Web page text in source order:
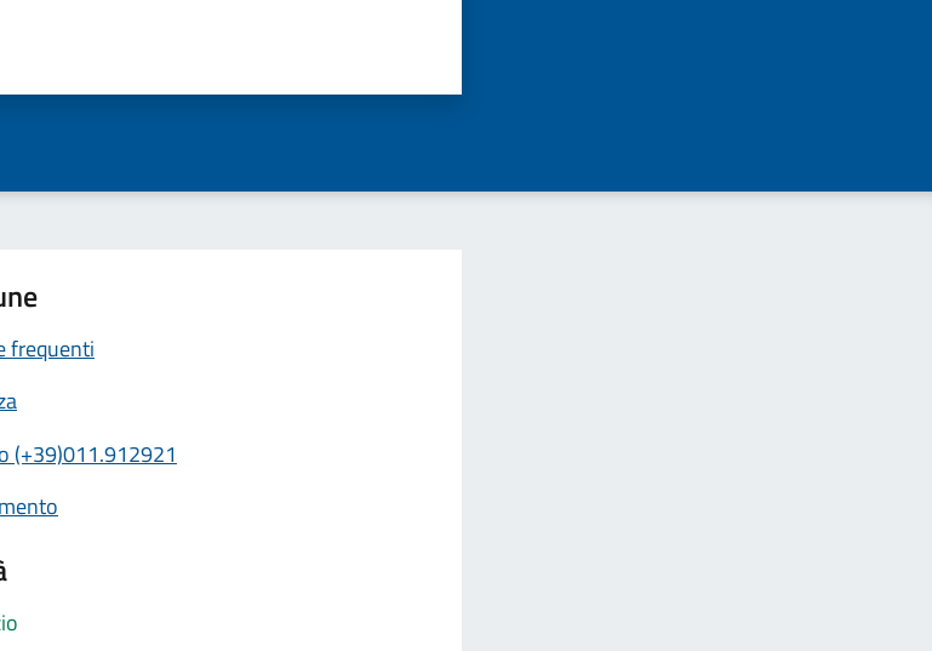
frequenti
(+39)011.912921